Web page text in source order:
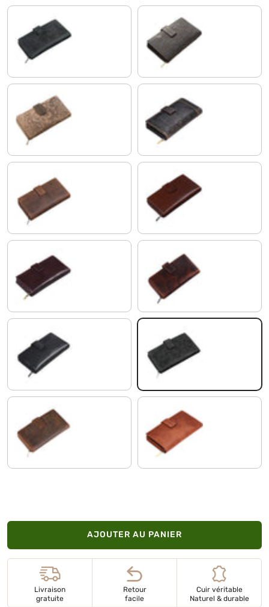
antracite canyon - marron
seppia - marron espresso - marron
missouri - marron conciata al vegetale marrone
espresso - marronplain milano - marron
nero puro nero floreale
seppia - marronpuro brandy - marron
AJOUTER AU PANIER
Livraison
gratuite
Retour
facile
Cuir véritable
Naturel & durable